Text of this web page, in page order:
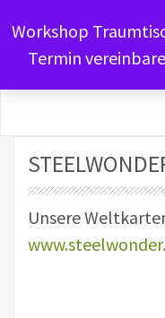
Unsere
Workshop
Termin